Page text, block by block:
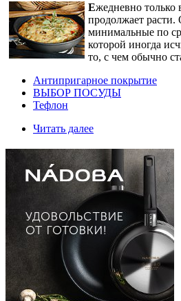
Ежедневно только
продолжает расти.
минимальные по
которой иногда
то, с чем обычно
Антипригарное покрытие
ВЫБОР ПОСУДЫ
Тефлон
Читать далее